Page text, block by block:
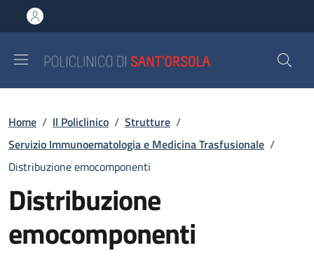
al contenuto principale
to footer content
Briciole di pane
Home / Il Policlinico / Strutture /
Servizio Immunoematologia e Medicina Trasfusionale /
Distribuzione emocomponenti
Distribuzione
emocomponenti